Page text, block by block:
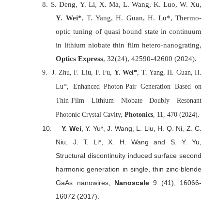
8. S. Deng, Y. Li, X. Ma, L. Wang, K. Luo, W. Xu,
Y. Wei*, T. Yang, H. Guan, H. Lu*, Thermo-
optic tuning of quasi bound state in continuum
in lithium niobate thin film hetero-nanograting,
Optics Express, 32(24), 42590-42600 (2024).
9. J. Zhu, F. Liu, F. Fu, Y. Wei*, T. Yang, H. Guan, H.
Lu*, Enhanced Photon-Pair Generation Based on
Thin-Film Lithium Niobate Doubly Resonant
Photonic Crystal Cavity,Photonics, 11, 470 (2024).
10. Y. Wei , Y. Yu*, J. Wang, L. Liu, H. Q. Ni, Z. C.
Niu, J. T. Li*, X. H. Wang and S. Y. Yu,
Structural discontinuity induced surface second
harmonic generation in single, thin zinc-blende
GaAs nanowires, Nanoscale 9 (41), 16066-
16072 (2017).